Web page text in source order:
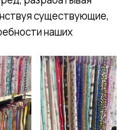
существующие,
наших